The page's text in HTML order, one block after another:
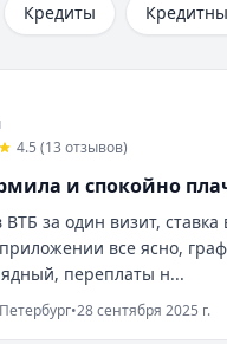
г.
Газпромбанке на
и быстро
Банк
2025 г.
ОТП Банке онлайн,
решения
Кредиты
4.5 (13 отзывов)
и спокойно
ВТБ за один визит,
все ясно,
переплаты н...
•28 сентября 2025 г.